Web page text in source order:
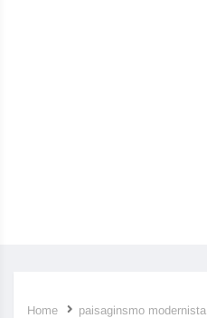
Home paisaginsmo modernista